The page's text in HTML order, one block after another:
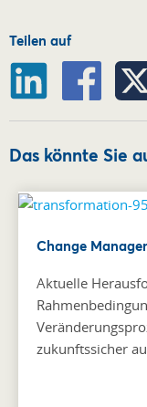
Teilen auf
Das könnte Sie
Change
Aktuelle
zukunftssicher